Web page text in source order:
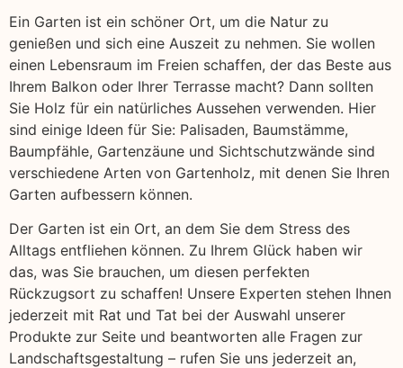
Ein Garten ist ein schöner Ort, um die Natur zu
genießen und sich eine Auszeit zu nehmen. Sie wollen
einen Lebensraum im Freien schaffen, der das Beste aus
Ihrem Balkon oder Ihrer Terrasse macht? Dann sollten
Sie Holz für ein natürliches Aussehen verwenden. Hier
sind einige Ideen für Sie: Palisaden, Baumstämme,
Baumpfähle, Gartenzäune und Sichtschutzwände sind
verschiedene Arten von Gartenholz, mit denen Sie Ihren
Garten aufbessern können.
Der Garten ist ein Ort, an dem Sie dem Stress des
Alltags entfliehen können. Zu Ihrem Glück haben wir
das, was Sie brauchen, um diesen perfekten
Rückzugsort zu schaffen! Unsere Experten stehen Ihnen
jederzeit mit Rat und Tat bei der Auswahl unserer
Produkte zur Seite und beantworten alle Fragen zur
Landschaftsgestaltung – rufen Sie uns jederzeit an,